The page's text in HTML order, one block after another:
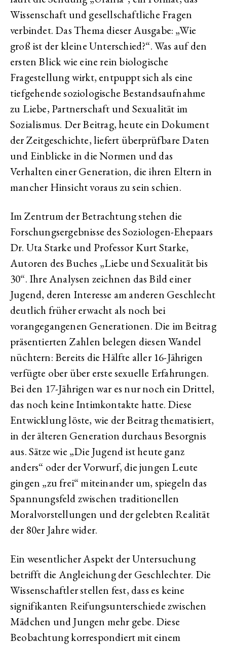
Wissenschaft und gesellschaftliche Fragen
verbindet. Das Thema dieser Ausgabe: „Wie
groß ist der kleine Unterschied?“. Was auf den
ersten Blick wie eine rein biologische
Fragestellung wirkt, entpuppt sich als eine
tiefgehende soziologische Bestandsaufnahme
zu Liebe, Partnerschaft und Sexualität im
Sozialismus. Der Beitrag, heute ein Dokument
der Zeitgeschichte, liefert überprüfbare Daten
und Einblicke in die Normen und das
Verhalten einer Generation, die ihren Eltern in
mancher Hinsicht voraus zu sein schien.
Im Zentrum der Betrachtung stehen die
Forschungsergebnisse des Soziologen-Ehepaars
Dr. Uta Starke und Professor Kurt Starke,
Autoren des Buches „Liebe und Sexualität bis
30“. Ihre Analysen zeichnen das Bild einer
Jugend, deren Interesse am anderen Geschlecht
deutlich früher erwacht als noch bei
vorangegangenen Generationen. Die im Beitrag
präsentierten Zahlen belegen diesen Wandel
nüchtern: Bereits die Hälfte aller 16-Jährigen
verfügte ober über erste sexuelle Erfahrungen.
Bei den 17-Jährigen war es nur noch ein Drittel,
das noch keine Intimkontakte hatte. Diese
Entwicklung löste, wie der Beitrag thematisiert,
in der älteren Generation durchaus Besorgnis
aus. Sätze wie „Die Jugend ist heute ganz
anders“ oder der Vorwurf, die jungen Leute
gingen „zu frei“ miteinander um, spiegeln das
Spannungsfeld zwischen traditionellen
Moralvorstellungen und der gelebten Realität
der 80er Jahre wider.
Ein wesentlicher Aspekt der Untersuchung
betrifft die Angleichung der Geschlechter. Die
Wissenschaftler stellen fest, dass es keine
signifikanten Reifungsunterschiede zwischen
Mädchen und Jungen mehr gebe. Diese
Beobachtung korrespondiert mit einem